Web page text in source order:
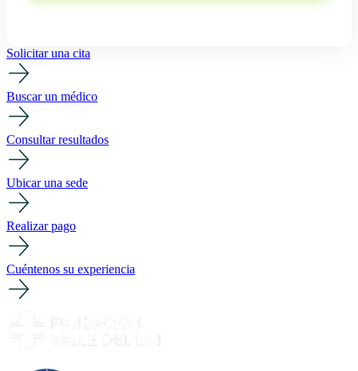
Solicitar una cita
Buscar un médico
Consultar resultados
Ubicar una sede
Realizar pago
Cuéntenos su experiencia